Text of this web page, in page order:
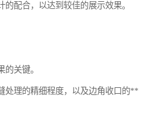
配合，以达到较佳的展示效果。
关键。
处理的精细程度，以及边角收口的**